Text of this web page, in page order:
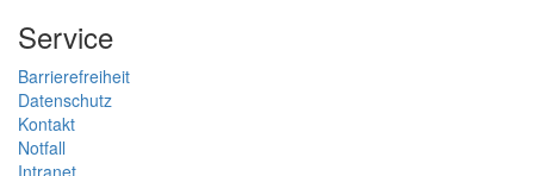
Service
Barrierefreiheit
Datenschutz
Kontakt
Notfall